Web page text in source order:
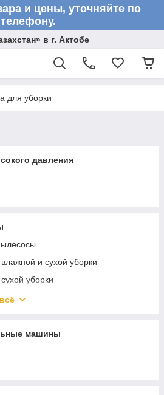
и цены, уточняйте по
телефону.
в г. Актобе
для уборки
давления
и сухой уборки
уборки
пылесосы
машины